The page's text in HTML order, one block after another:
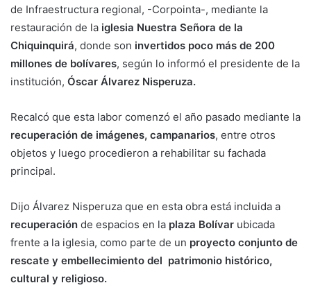
de Infraestructura regional, -Corpointa-, mediante la
restauración de la iglesia Nuestra Señora de la
Chiquinquirá, donde son invertidos poco más de 200
millones de bolívares, según lo informó el presidente de la
institución, Óscar Álvarez Nisperuza.
Recalcó que esta labor comenzó el año pasado mediante la
recuperación de imágenes, campanarios, entre otros
objetos y luego procedieron a rehabilitar su fachada
principal.
Dijo Álvarez Nisperuza que en esta obra está incluida a
recuperación de espacios en la plaza Bolívar ubicada
frente a la iglesia, como parte de un proyecto conjunto de
rescate y embellecimiento del patrimonio histórico,
cultural y religioso.